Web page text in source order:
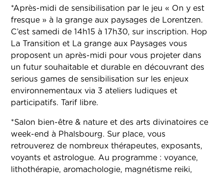
*Après-midi de sensibilisation par le jeu « On y est
fresque » à la grange aux paysages de Lorentzen.
C’est samedi de 14h15 à 17h30, sur inscription. Hop
La Transition et La grange aux Paysages vous
proposent un après-midi pour vous projeter dans
un futur souhaitable et durable en découvrant des
serious games de sensibilisation sur les enjeux
environnementaux via 3 ateliers ludiques et
participatifs. Tarif libre.
*Salon bien-être & nature et des arts divinatoires ce
week-end à Phalsbourg. Sur place, vous
retrouverez de nombreux thérapeutes, exposants,
voyants et astrologue. Au programme : voyance,
lithothérapie, aromachologie, magnétisme reiki,